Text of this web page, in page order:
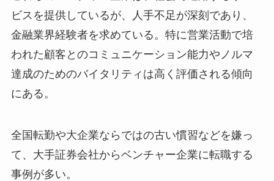
ビスを提供しているが、人手不足が深刻であり、
金融業界経験者を求めている。特に営業活動で培
われた顧客とのコミュニケーション能力やノルマ
達成のためのバイタリティは高く評価される傾向
にある。
全国転勤や大企業ならではの古い慣習などを嫌っ
て、大手証券会社からベンチャー企業に転職する
事例が多い。